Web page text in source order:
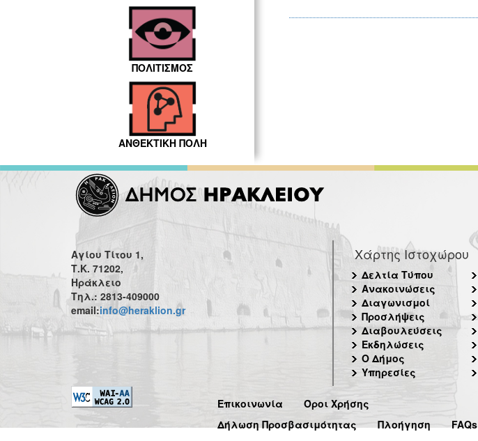
ΠΟΛΙΤΙΣΜΟΣ
ΑΝΘΕΚΤΙΚΗ ΠΟΛΗ
Αγίου Τίτου 1,
Τ.Κ. 71202,
Ηράκλειο
Τηλ.: 2813-409000
email:info@heraklion.gr
Χάρτης Ιστοχώρου
Δελτία Τύπου
Ανακοινώσεις
Διαγωνισμοί
Προσλήψεις
Διαβουλεύσεις
Εκδηλώσεις
Ο Δήμος
Υπηρεσίες
Επικοινωνία
Όροι Χρήσης
Δήλωση Προσβασιμότητας
Πλοήγηση FAQs